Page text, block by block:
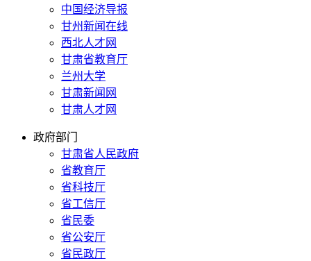
中国经济导报
甘州新闻在线
西北人才网
甘肃省教育厅
兰州大学
甘肃新闻网
甘肃人才网
政府部门
甘肃省人民政府
省教育厅
省科技厅
省工信厅
省民委
省公安厅
省民政厅